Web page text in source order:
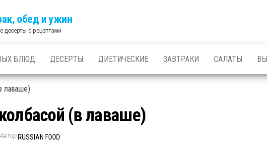
обед и ужин
десерты с рецептами
БЛЮД ДЕСЕРТЫ ДИЕТИЧЕСКИЕ ЗАВТРАКИ САЛАТЫ
(в лаваше)
Автор RUSSIAN FOOD